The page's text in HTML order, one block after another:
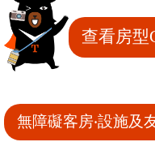
查看房型
無障礙客房‧設施及